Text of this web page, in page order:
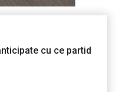
cu ce partid